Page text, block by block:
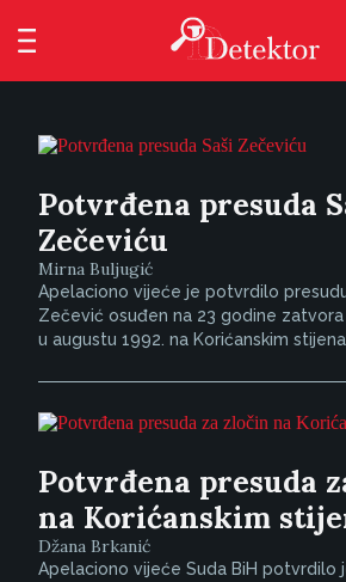
Potvrđena presuda
Zečeviću
Mirna Buljugić
Apelaciono vijeće je potvrdilo
Zečević osuđen na 23 godine
u augustu 1992. na Korićanskim
Potvrđena presuda
na Korićanskim
Džana Brkanić
Apelaciono vijeće Suda BiH potvrdilo